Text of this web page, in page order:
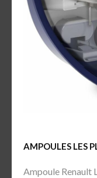
AMPOULES LES
Ampoule Renault